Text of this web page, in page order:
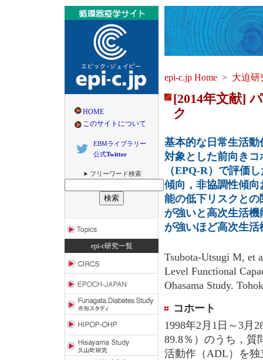
HOME
このサイトについて
EBMライブラリー
公式Twitter
フリーワード検索
epi-c研究一覧
epi-c.jp Home > 大迫研
[2014年文献]
ク
基本的な日常生活
対象とした前向き
（EPQ-R）で評価
傾向，非協調性傾
能の低下リスクと
が強いと高次生活
が強いほど高次生
Tsubota-Utsugi M, et
Level Functional
Ohasama Study.
コホート
1998年2月1日～3月
89.8％）のうち，質
活動作（ADL）を独